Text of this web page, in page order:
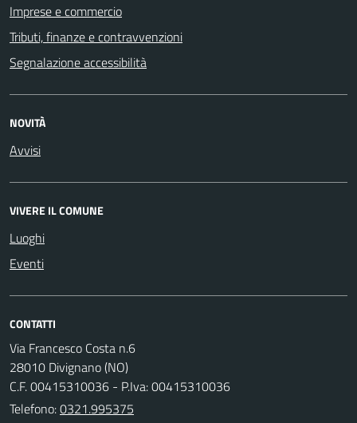
Imprese e commercio
Tributi, finanze e contravvenzioni
Segnalazione accessibilità
NOVITÀ
Avvisi
VIVERE IL COMUNE
Luoghi
Eventi
CONTATTI
Via Francesco Costa n.6
28010 Divignano (NO)
C.F. 00415310036 - P.Iva: 00415310036
Telefono:0321.995375